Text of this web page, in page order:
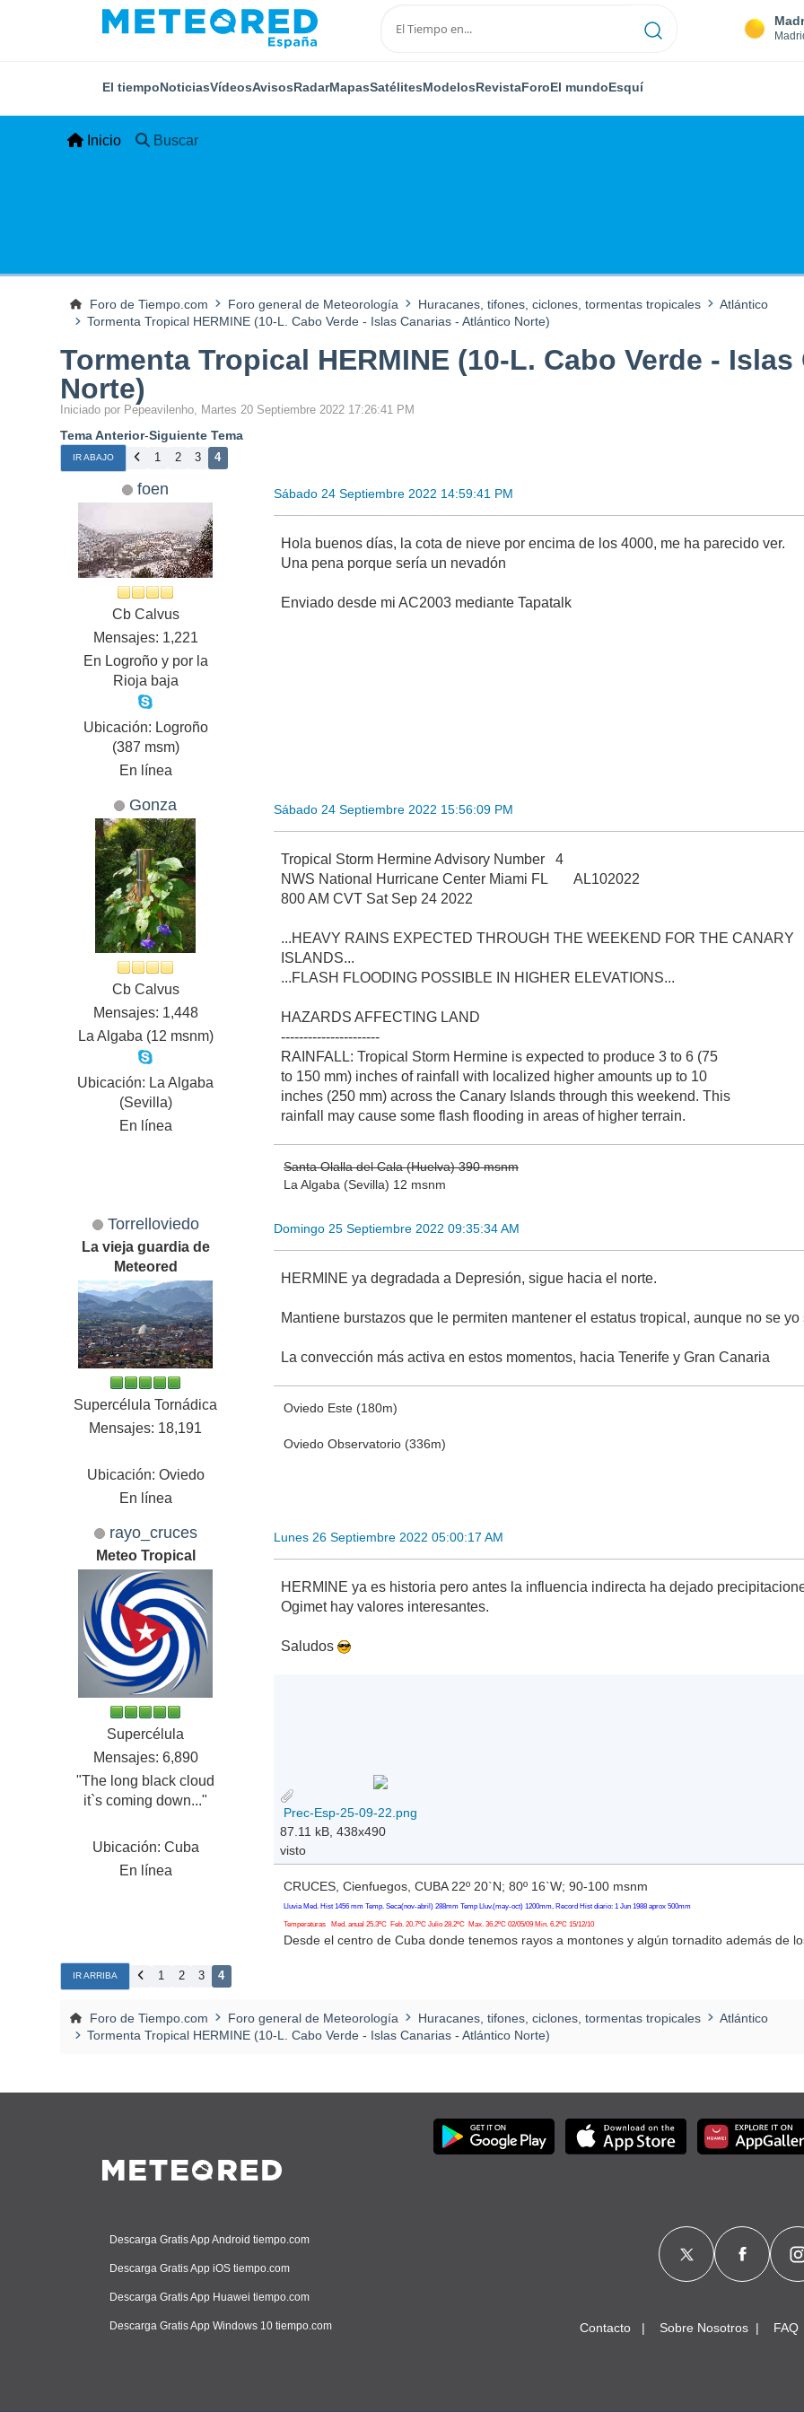
El tiempoNoticiasVídeosAvisosRadarMapasSatélitesModelosRevistaForoEl mundoEsquí
Inicio Buscar
Foro de Tiempo.com Foro general de Meteorología Huracanes, tifones, ciclones, tormentas tropicales
Atlántico
Tormenta Tropical HERMINE (10-L. Cabo Verde - Islas Canarias - Atlántico Norte)
Tormenta Tropical HERMINE (10-L. Cabo Verde -
Norte)
Iniciado por Pepeavilenho, Martes 20 Septiembre 2022 17:26:41 PM
Tema Anterior-Siguiente Tema
IR ABAJO 1 2 3 4
foen
Cb Calvus
Mensajes: 1,221
En Logroño y por la
Rioja baja
Ubicación: Logroño
(387 msm)
En línea
Sábado 24 Septiembre 2022 14:59:41 PM
Hola buenos días, la cota de nieve por encima de los 4000, me ha parecido ver.
Una pena porque sería un nevadón
Enviado desde mi AC2003 mediante Tapatalk
Gonza
Cb Calvus
Mensajes: 1,448
La Algaba (12 msnm)
Ubicación: La Algaba
(Sevilla)
En línea
Sábado 24 Septiembre 2022 15:56:09 PM
Tropical Storm Hermine Advisory Number 4
NWS National Hurricane Center Miami FL AL102022
800 AM CVT Sat Sep 24 2022
...HEAVY RAINS EXPECTED THROUGH THE WEEKEND FOR THE CANARY
ISLANDS...
...FLASH FLOODING POSSIBLE IN HIGHER ELEVATIONS...
HAZARDS AFFECTING LAND
----------------------
RAINFALL: Tropical Storm Hermine is expected to produce 3 to 6 (75
to 150 mm) inches of rainfall with localized higher amounts up to 10
inches (250 mm) across the Canary Islands through this weekend. This
rainfall may cause some flash flooding in areas of higher terrain.
Santa Olalla del Cala (Huelva) 390 msnm
La Algaba (Sevilla) 12 msnm
Torrelloviedo
La vieja guardia de
Meteored
Supercélula Tornádica
Mensajes: 18,191
Ubicación: Oviedo
En línea
Domingo 25 Septiembre 2022 09:35:34 AM
HERMINE ya degradada a Depresión, sigue hacia el norte.
Mantiene burstazos que le permiten mantener el estatus tropical, aunque no se
La convección más activa en estos momentos, hacia Tenerife y Gran Canaria
Oviedo Este (180m)
Oviedo Observatorio (336m)
rayo_cruces
Meteo Tropical
Supercélula
Mensajes: 6,890
"The long black cloud
it`s coming down..."
Ubicación: Cuba
En línea
Lunes 26 Septiembre 2022 05:00:17 AM
HERMINE ya es historia pero antes la influencia indirecta ha dejado
Ogimet hay valores interesantes.
Saludos
Prec-Esp-25-09-22.png
87.11 kB, 438x490
visto
CRUCES, Cienfuegos, CUBA 22º 20`N; 80º 16`W; 90-100 msnm
Lluvia Med. Hist 1456 mm Temp. Seca(nov-abril) 288mm Temp Lluv.(may-oct) 1200mm, Record Hist diario: 1 Jun 1988 aprox 500mm
Temperaturas Med. anual 25.3ºC Feb. 20.7ºC Julio 28.2ºC Max. 36.2ºC 02/05/09 Min. 6.2ºC 15/12/10
Desde el centro de Cuba donde tenemos rayos a montones y algún tornadito además de
IR ARRIBA 1 2 3 4
Foro de Tiempo.com Foro general de Meteorología Huracanes, tifones, ciclones, tormentas tropicales
Atlántico
Tormenta Tropical HERMINE (10-L. Cabo Verde - Islas Canarias - Atlántico Norte)
Descarga Gratis App Android tiempo.com
Descarga Gratis App iOS tiempo.com
Descarga Gratis App Huawei tiempo.com
Descarga Gratis App Windows 10 tiempo.com Contacto Sobre Nosotros FAQ